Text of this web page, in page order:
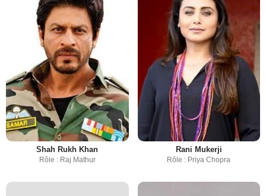
Shah Rukh Khan
Rôle : Raj Mathur
Rani Mukerji
Rôle : Priya Chopra